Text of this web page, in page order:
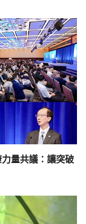
量共議：讓突破